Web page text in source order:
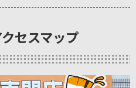
セスマップ